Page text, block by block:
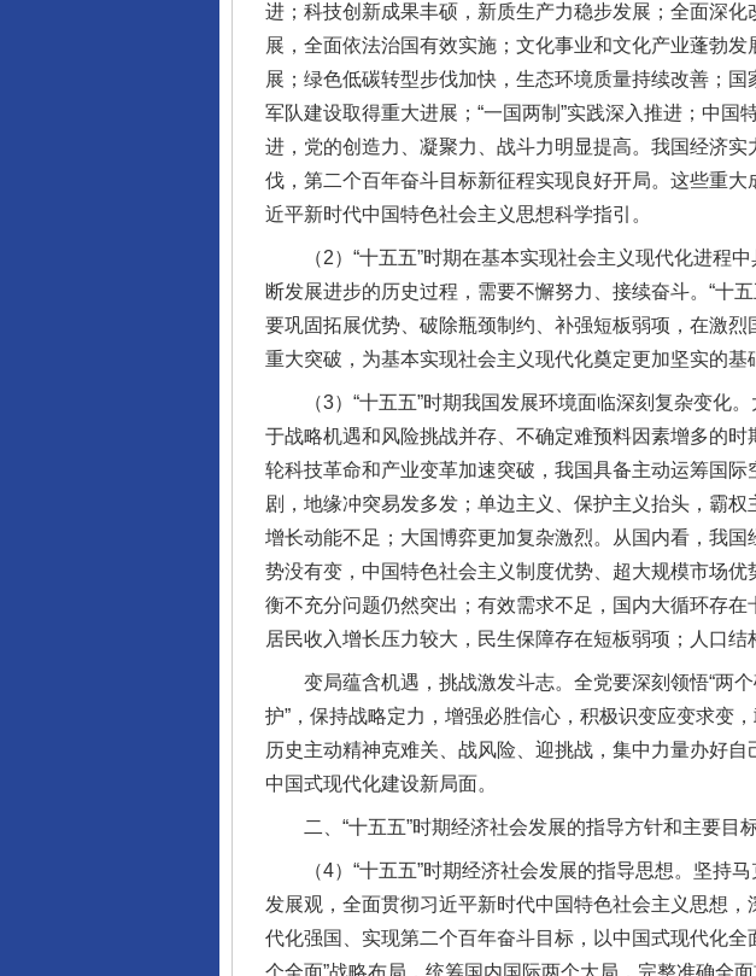
进；科技创新成果丰硕，新质生产力稳步发展；全面深
展，全面依法治国有效实施；文化事业和文化产业蓬勃
展；绿色低碳转型步伐加快，生态环境质量持续改善；
军队建设取得重大进展；“一国两制”实践深入推进；中
进，党的创造力、凝聚力、战斗力明显提高。我国经济
伐，第二个百年奋斗目标新征程实现良好开局。这些重
近平新时代中国特色社会主义思想科学指引。
（2）“十五五”时期在基本实现社会主义现代化进程中
断发展进步的历史过程，需要不懈努力、接续奋斗。“十
要巩固拓展优势、破除瓶颈制约、补强短板弱项，在激
重大突破，为基本实现社会主义现代化奠定更加坚实的基
（3）“十五五”时期我国发展环境面临深刻复杂变化。
于战略机遇和风险挑战并存、不确定难预料因素增多的
轮科技革命和产业变革加速突破，我国具备主动运筹国
剧，地缘冲突易发多发；单边主义、保护主义抬头，霸
增长动能不足；大国博弈更加复杂激烈。从国内看，我
势没有变，中国特色社会主义制度优势、超大规模市场
衡不充分问题仍然突出；有效需求不足，国内大循环存
居民收入增长压力较大，民生保障存在短板弱项；人口
变局蕴含机遇，挑战激发斗志。全党要深刻领悟“两个
护”，保持战略定力，增强必胜信心，积极识变应变求变
历史主动精神克难关、战风险、迎挑战，集中力量办好
中国式现代化建设新局面。
二、“十五五”时期经济社会发展的指导方针和主要目
（4）“十五五”时期经济社会发展的指导思想。坚持马
发展观，全面贯彻习近平新时代中国特色社会主义思想
代化强国、实现第二个百年奋斗目标，以中国式现代化全
个全面”战略布局，统筹国内国际两个大局，完整准确全